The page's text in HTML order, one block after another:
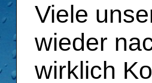
Viele
wieder
wirklich